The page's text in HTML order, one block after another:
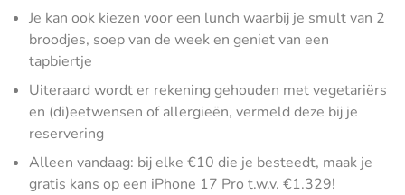
Je kan ook kiezen voor een lunch waarbij je smult van 2
broodjes, soep van de week en geniet van een
tapbiertje
Uiteraard wordt er rekening gehouden met vegetariërs
en (di)eetwensen of allergieën, vermeld deze bij je
reservering
Alleen vandaag: bij elke €10 die je besteedt, maak je
gratis kans op een iPhone 17 Pro t.w.v. €1.329!